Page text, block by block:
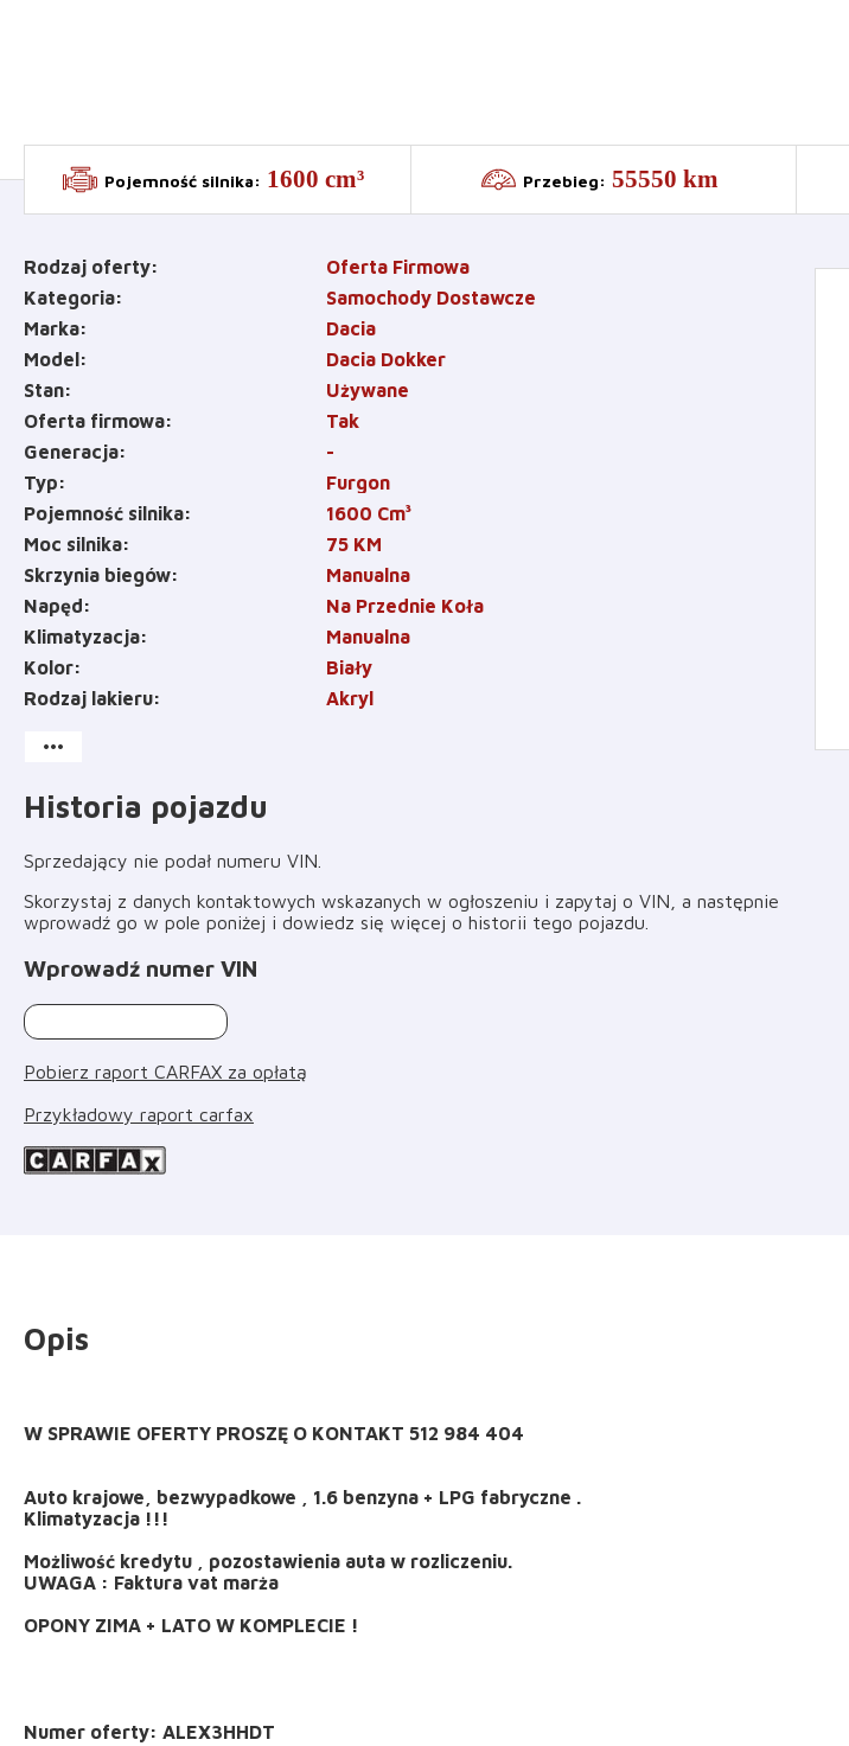
Pojemność silnika: 1600 cm³ Przebieg: 55550 km
Rodzaj oferty
Oferta Firmowa
Kategoria
Samochody Dostawcze
Marka
Dacia
Model
Dacia Dokker
Stan
Używane
Oferta firmowa
Tak
Generacja
-
Typ
Furgon
Pojemność silnika
1600 Cm³
Moc silnika
75 KM
Skrzynia biegów
Manualna
Napęd
Na Przednie Koła
Klimatyzacja
Manualna
Kolor
Biały
Rodzaj lakieru
Akryl
more_horiz
Historia pojazdu
Sprzedający nie podał numeru VIN
Skorzystaj z danych kontaktowych wskazanych w ogłoszeniu i zapytaj o VIN, a następnie
wprowadź go w pole poniżej i dowiedz się więcej o historii tego pojazdu
Wprowadź numer VIN
Pobierz raport CARFAX za opłatą
Przykładowy raport carfax
Opis
W SPRAWIE OFERTY PROSZĘ O KONTAKT 512 984 404
Auto krajowe, bezwypadkowe , 1.6 benzyna + LPG fabryczne .
Klimatyzacja !!!
Możliwość kredytu , pozostawienia auta w rozliczeniu.
UWAGA : Faktura vat marża
OPONY ZIMA + LATO W KOMPLECIE !
Numer oferty: ALEX3HHDT